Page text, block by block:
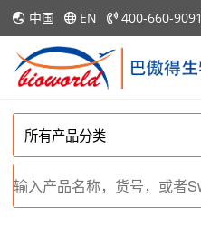
中国 EN 400-660-9091